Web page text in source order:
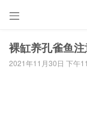

裸缸养孔雀鱼
2021年11月30日 下午